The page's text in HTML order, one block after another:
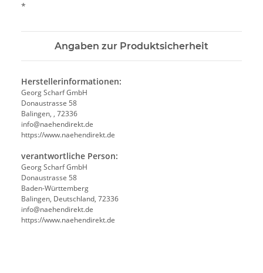
*
Angaben zur Produktsicherheit
Herstellerinformationen:
Georg Scharf GmbH
Donaustrasse 58
Balingen, , 72336
info@naehendirekt.de
https://www.naehendirekt.de
verantwortliche Person:
Georg Scharf GmbH
Donaustrasse 58
Baden-Württemberg
Balingen, Deutschland, 72336
info@naehendirekt.de
https://www.naehendirekt.de